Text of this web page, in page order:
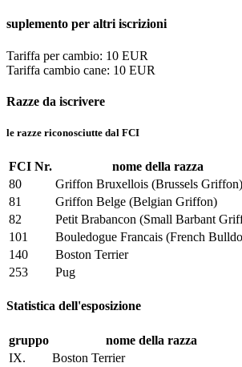
suplemento per altri iscrizioni
Tariffa per cambio: 10 EUR
Tariffa cambio cane: 10 EUR
Razze da iscrivere
le razze riconosciutte dal FCI
FCI Nr. nome della razza
80
Griffon Bruxellois (Brussels Griffon)
81
Griffon Belge (Belgian Griffon)
82
Petit Brabancon (Small Barbant
101
Bouledogue Francais (French
140
Boston Terrier
253
Pug
Statistica dell'esposizione
gruppo nome della razza
IX.
Boston Terrier